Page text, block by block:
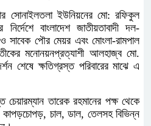
সোনাইলতলা ইউনিয়নের মো: রফিকুল
বাংলাদেশ জাতীয়তাবাদী দল-
সাবেক পৌর মেয়র এবং মোংলা-রামপাল
মনোনয়নপ্রত্যাশী আলহাজ্ব মো.
শেষে ক্ষতিগ্রস্ত পরিবারের মাঝে এ
তারেক রহমানের পক্ষ থেকে
কাপড়চোপড়, চাল, ডাল, তেলসহ বিভিন্ন